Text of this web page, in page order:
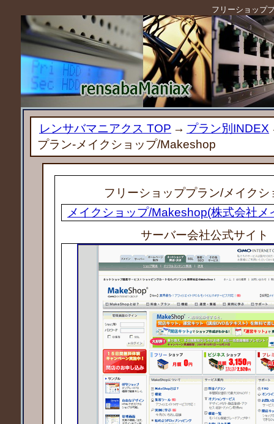
フリーショップ
レンサバマニアクス TOP → プラン別INDEX
プラン-メイクショップ/Makeshop
フリーショッププラン/メイクシ
メイクショップ/Makeshop(株式会社メ
サーバー会社公式サイト